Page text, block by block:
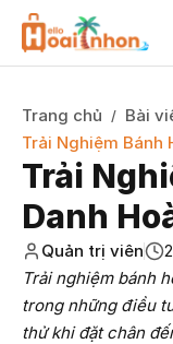
Trang chủ / Bài
Trải Nghiệm Bánh
Trải
Danh
Quản trị viên
Trải nghiệm bánh
trong những điều
thử khi đặt chân